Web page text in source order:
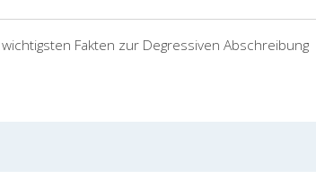
Fakten zur Degressiven Abschreibung